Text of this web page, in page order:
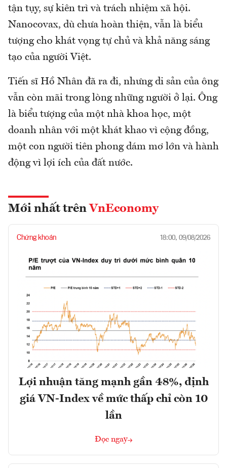
tận tụy, sự kiên trì và trách nhiệm xã hội.
Nanocovax, dù chưa hoàn thiện, vẫn là biểu
tượng cho khát vọng tự chủ và khả năng sáng
tạo của người Việt.
Tiến sĩ Hồ Nhân đã ra đi, nhưng di sản của ông
vẫn còn mãi trong lòng những người ở lại. Ông
là biểu tượng của một nhà khoa học, một
doanh nhân với một khát khao vì cộng đồng,
một con người tiên phong dám mơ lớn và hành
động vì lợi ích của đất nước.
Mới nhất trên VnEconomy
Chứng khoán 18:00, 09/08/2026
Lợi nhuận tăng mạnh gần 48%, định
giá VN-Index về mức thấp chỉ còn 10
lần
Đọc ngay